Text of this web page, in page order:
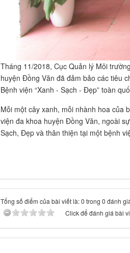
Tháng 11/2018, Cục Quản lý Môi
huyện Đồng Văn đã đảm bảo các tiêu
Bệnh viện “Xanh - Sạch - Đẹp” toàn
Mỗi một cây xanh, mỗi nhành hoa của
viện đa khoa huyện Đồng Văn, ngoài
Sạch, Đẹp và thân thiện tại một bệnh
Tổng số điểm của bài viết là: 0 trong 0 đánh
Click để đánh giá bài